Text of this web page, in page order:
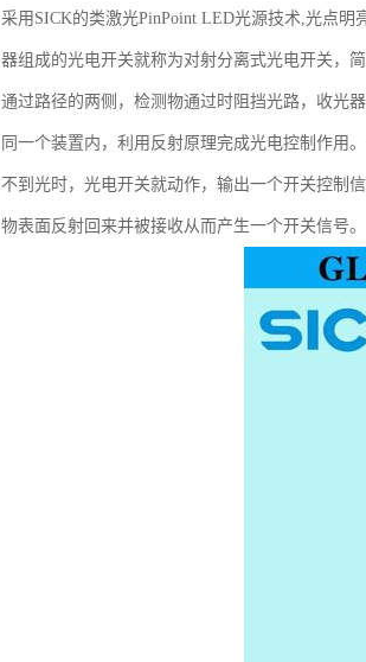
采用SICK的类激光PinPoint LED光源技术,光点
器组成的光电开关就称为对射分离式光电开关，
通过路径的两侧，检测物通过时阻挡光路，收光
同一个装置内，利用反射原理完成光电控制作用
不到光时，光电开关就动作，输出一个开关控制
物表面反射回来并被接收从而产生一个开关信号。